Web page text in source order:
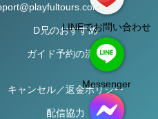
D兄のおすすめ
ガイド予約の流れ
キャンセル／返金ポリシー
配信協力
LINEでお問い合わせ
Messenger